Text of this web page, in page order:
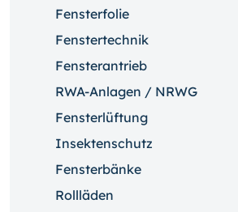
Fensterfolie
Fenstertechnik
Fensterantrieb
RWA-Anlagen / NRWG
Fensterlüftung
Insektenschutz
Fensterbänke
Rollläden